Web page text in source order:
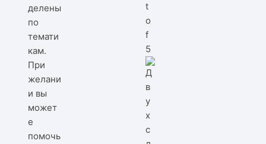
делены
по
темати
кам.
При
желани
и вы
может
е
помочь
t
o
f
5